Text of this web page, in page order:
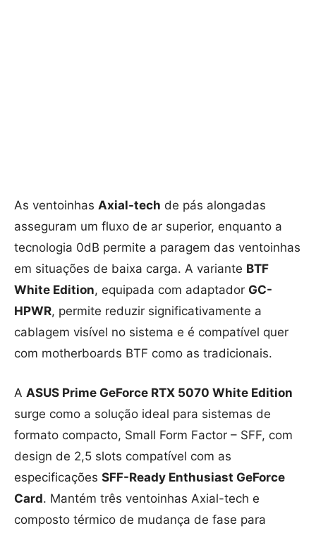
As ventoinhas Axial-tech de pás alongadas
asseguram um fluxo de ar superior, enquanto a
tecnologia 0dB permite a paragem das ventoinhas
em situações de baixa carga. A variante BTF
White Edition, equipada com adaptador GC-
HPWR, permite reduzir significativamente a
cablagem visível no sistema e é compatível quer
com motherboards BTF como as tradicionais.
A ASUS Prime GeForce RTX 5070 White Edition
surge como a solução ideal para sistemas de
formato compacto, Small Form Factor – SFF, com
design de 2,5 slots compatível com as
especificações SFF-Ready Enthusiast GeForce
Card. Mantém três ventoinhas Axial-tech e
composto térmico de mudança de fase para